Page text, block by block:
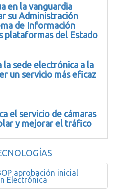
en la vanguardia
su Administración
de Información
plataformas del Estado
sede electrónica a la
un servicio más eficaz
el servicio de cámaras
y mejorar el tráfico
aprobación inicial
Electrónica